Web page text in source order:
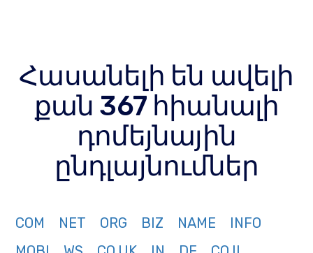
Հասանելի են ավելի
քան 367 հիանալի
դոմեյնային
ընդլայնումներ
COM NET ORG BIZ NAME
INFO